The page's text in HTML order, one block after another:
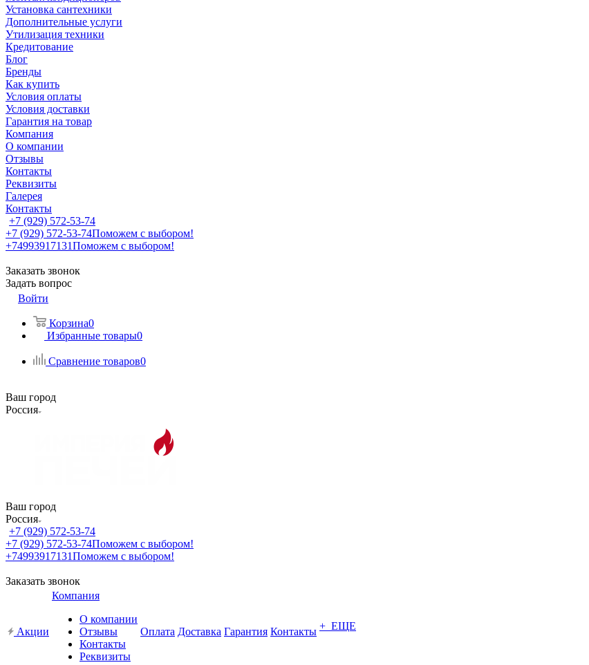
Установка сантехники
Дополнительные услуги
Утилизация техники
Кредитование
Блог
Бренды
Как купить
Условия оплаты
Условия доставки
Гарантия на товар
Компания
О компании
Отзывы
Контакты
Реквизиты
Галерея
Контакты
+7 (929) 572-53-74
+7 (929) 572-53-74Поможем с выбором!
+74993917131Поможем с выбором!
Заказать звонок
Задать вопрос
Войти
Корзина0
Избранные товары0
Сравнение товаров0
Ваш город
Россия
Ваш город
Россия
+7 (929) 572-53-74
+7 (929) 572-53-74Поможем с выбором!
+74993917131Поможем с выбором!
Заказать звонок
Акции
Компания
О компании
Отзывы
Контакты
Реквизиты
Оплата Доставка Гарантия Контакты + ЕЩЕ